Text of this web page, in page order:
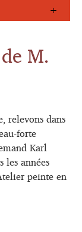
M.
relevons dans
forte
Karl
années
peinte en